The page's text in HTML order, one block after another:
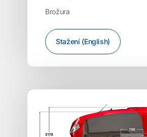
Brožura
Stažení (English)